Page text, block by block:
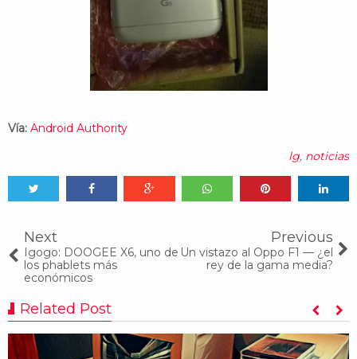
Vía: Android Authority
lg, noticias
Next
Igogo: DOOGEE X6, uno de
los phablets más
económicos
Previous
Un vistazo al Oppo F1 — ¿el
rey de la gama media?
Related Post